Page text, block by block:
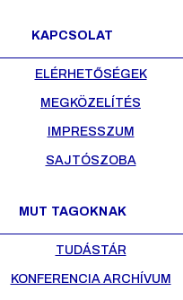
KAPCSOLAT
ELÉRHETŐSÉGEK
MEGKÖZELÍTÉS
IMPRESSZUM
SAJTÓSZOBA
MUT TAGOKNAK
TUDÁSTÁR
KONFERENCIA ARCHÍVUM